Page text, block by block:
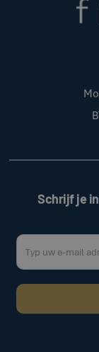
Schrijf je